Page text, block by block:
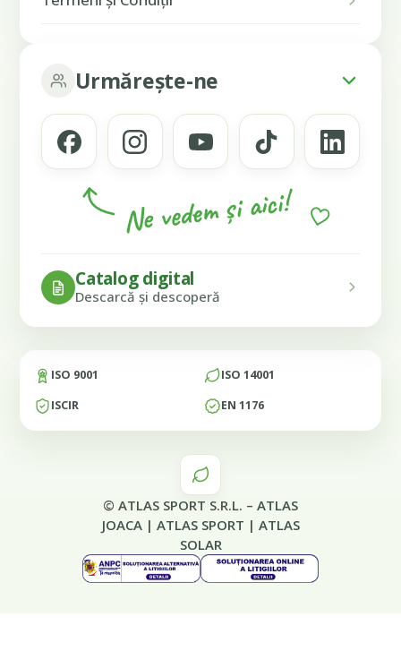
Urmărește-ne
Ne vedem și aici!
Catalog digital
Descarcă și descoperă
ISO 9001
ISO 14001
ISCIR
EN 1176
© ATLAS SPORT S.R.L. – ATLAS
JOACA| ATLAS SPORT | ATLAS
SOLAR